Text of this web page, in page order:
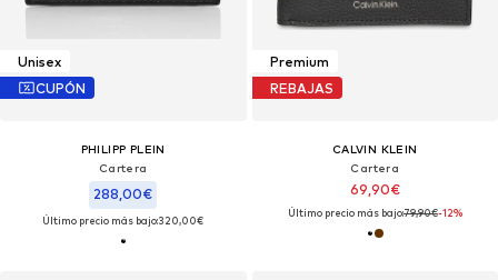
Unisex
CUPÓN
PHILIPP PLEIN
Cartera
288,00€
Último precio más bajo:320,00€
Premium
REBAJAS
CALVIN KLEIN
Cartera
69,90€
Último precio más bajo:79,90€-12%